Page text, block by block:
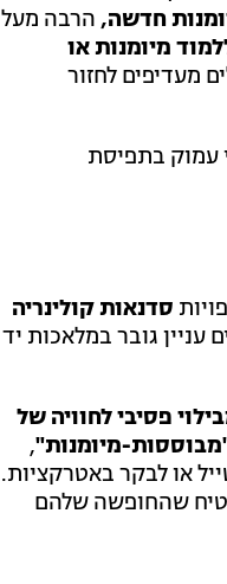
חדשה, הרבה מעל
מיומנות או
בנוסף. 53% מהישראלים מעדיפים לחזור
עמוק בתפיסת
סדנאות קולינריה
עניין גובר במלאכות יד
פסיבי לחוויה של
מיומנות",
או לבקר באטרקציות.
שהחופשה שלהם